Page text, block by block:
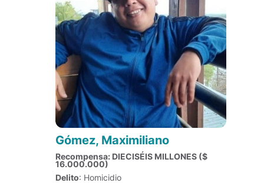
Gómez, Maximiliano
Recompensa: DIECISÉIS MILLONES ($
16.000.000)
Delito: Homicidio